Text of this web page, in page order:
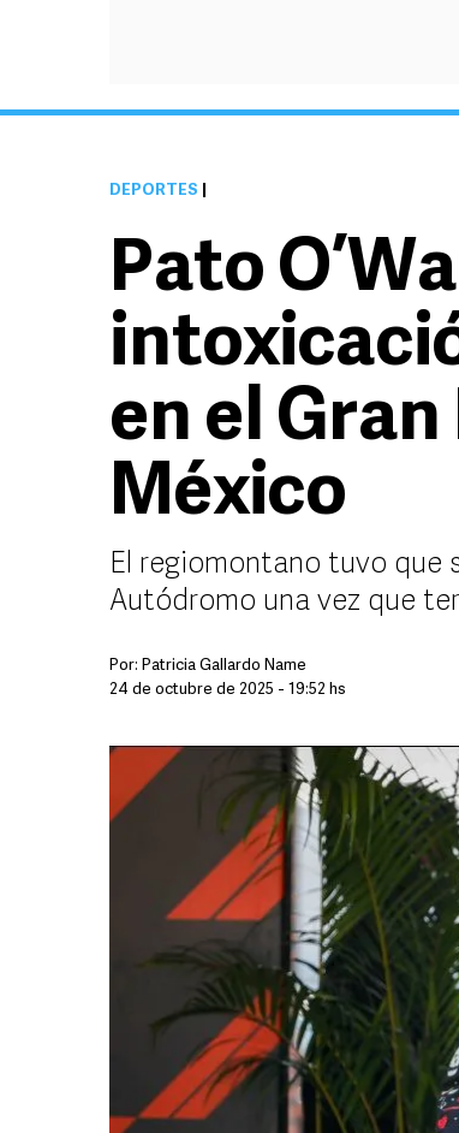
DEPORTES
Pato
en el
México
El regiomontano tuvo que
Autódromo una vez que
Por: Patricia Gallardo Name
24 de octubre de 2025 - 19:52 hs